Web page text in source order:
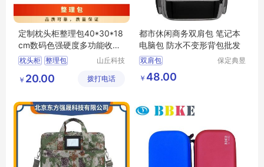
定制枕头柜整理包40*30*18
cm数码色强硬度多功能收纳
户外包
枕头柜 整理包
山丘科技
有限公司
￥ 20.00 拨打电话
都市休闲商务双肩包 笔记本
电脑包 防水不变形背包批发
双肩包
双肩包定做厂家
双肩包生产厂家
保定典昱
￥ 48.00